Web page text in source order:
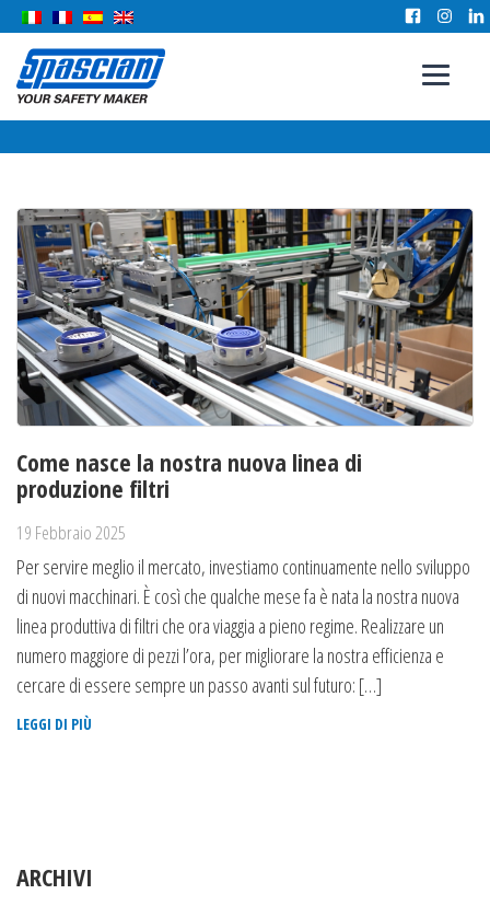
Come nasce la nostra nuova linea di
produzione filtri
19 Febbraio 2025
Per servire meglio il mercato, investiamo continuamente nello sviluppo
di nuovi macchinari. È così che qualche mese fa è nata la nostra nuova
linea produttiva di filtri che ora viaggia a pieno regime. Realizzare un
numero maggiore di pezzi l’ora, per migliorare la nostra efficienza e
cercare di essere sempre un passo avanti sul futuro: […]
LEGGI DI PIÙ
ARCHIVI